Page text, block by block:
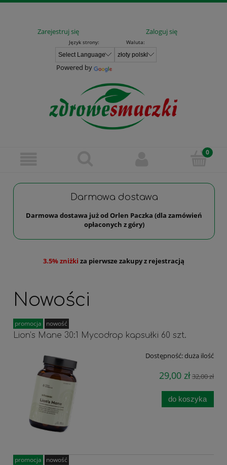
Zarejestruj się Zaloguj się
Język strony:
Powered by
Waluta:
Darmowa dostawa
Darmowa dostawa już od Orlen Paczka (dla zamówień
opłaconych z góry)
3.5% zniżki za pierwsze zakupy z rejestracją
Nowości
Lion’s Mane 30:1 Mycodrop kapsułki 60 szt.
Dostępność:duża ilość
29,00 zł32,00 zł
do koszyka
promocja nowość
promocja nowość